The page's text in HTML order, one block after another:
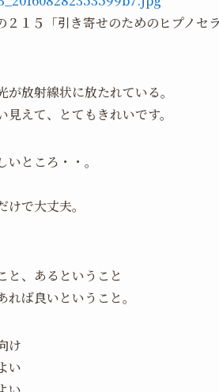
１５「引き寄せのためのヒプノセラ
放射線状に放たれている。
えて、とてもきれいです。
ところ・・。
で大丈夫。
と、あるということ
ば良いということ。
け
い